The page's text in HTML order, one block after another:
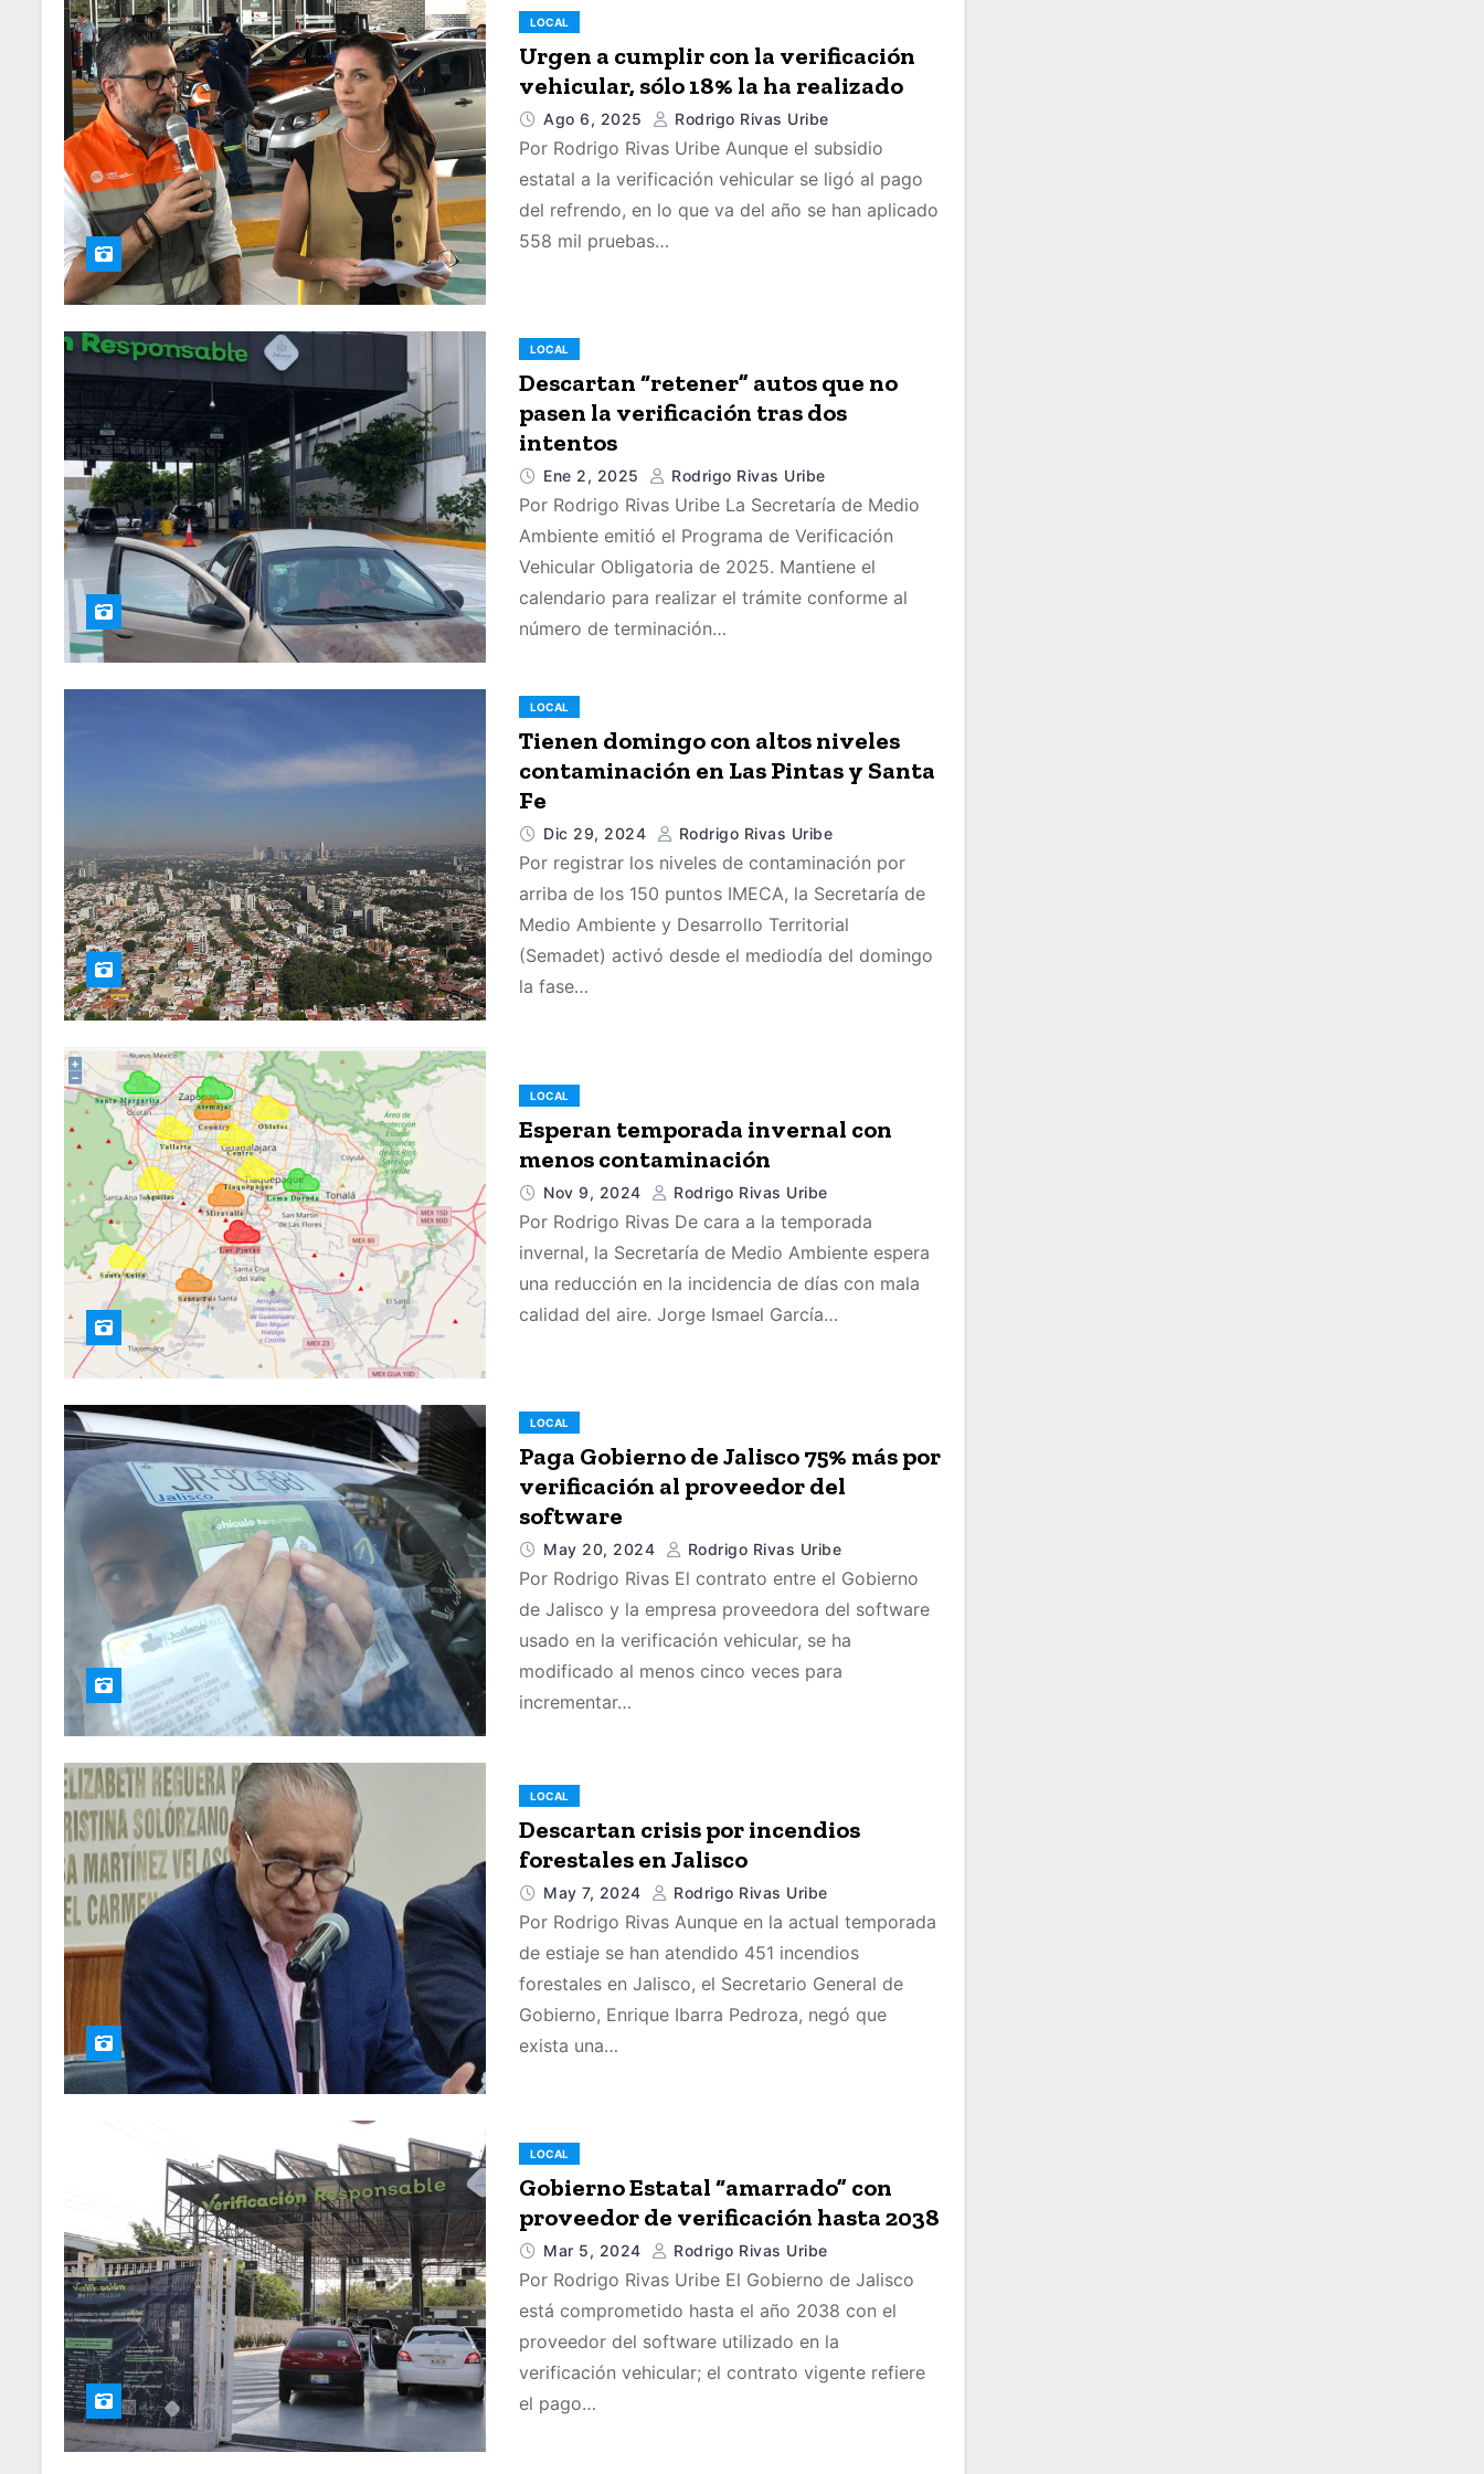
LOCAL
Urgen a cumplir con la verificación
vehicular, sólo 18% la ha realizado
Ago 6, 2025 Rodrigo Rivas Uribe
Por Rodrigo Rivas Uribe Aunque el subsidio
estatal a la verificación vehicular se ligó al pago
del refrendo, en lo que va del año se han aplicado
558 mil pruebas…
LOCAL
Descartan “retener” autos que no
pasen la verificación tras dos
intentos
Ene 2, 2025 Rodrigo Rivas Uribe
Por Rodrigo Rivas Uribe La Secretaría de Medio
Ambiente emitió el Programa de Verificación
Vehicular Obligatoria de 2025. Mantiene el
calendario para realizar el trámite conforme al
número de terminación…
LOCAL
Tienen domingo con altos niveles
contaminación en Las Pintas y Santa
Fe
Dic 29, 2024 Rodrigo Rivas Uribe
Por registrar los niveles de contaminación por
arriba de los 150 puntos IMECA, la Secretaría de
Medio Ambiente y Desarrollo Territorial
(Semadet) activó desde el mediodía del domingo
la fase…
LOCAL
Esperan temporada invernal con
menos contaminación
Nov 9, 2024 Rodrigo Rivas Uribe
Por Rodrigo Rivas De cara a la temporada
invernal, la Secretaría de Medio Ambiente espera
una reducción en la incidencia de días con mala
calidad del aire. Jorge Ismael García…
LOCAL
Paga Gobierno de Jalisco 75% más por
verificación al proveedor del
software
May 20, 2024 Rodrigo Rivas Uribe
Por Rodrigo Rivas El contrato entre el Gobierno
de Jalisco y la empresa proveedora del software
usado en la verificación vehicular, se ha
modificado al menos cinco veces para
incrementar…
LOCAL
Descartan crisis por incendios
forestales en Jalisco
May 7, 2024 Rodrigo Rivas Uribe
Por Rodrigo Rivas Aunque en la actual temporada
de estiaje se han atendido 451 incendios
forestales en Jalisco, el Secretario General de
Gobierno, Enrique Ibarra Pedroza, negó que
exista una…
LOCAL
Gobierno Estatal “amarrado” con
proveedor de verificación hasta 2038
Mar 5, 2024 Rodrigo Rivas Uribe
Por Rodrigo Rivas Uribe El Gobierno de Jalisco
está comprometido hasta el año 2038 con el
proveedor del software utilizado en la
verificación vehicular; el contrato vigente refiere
el pago…